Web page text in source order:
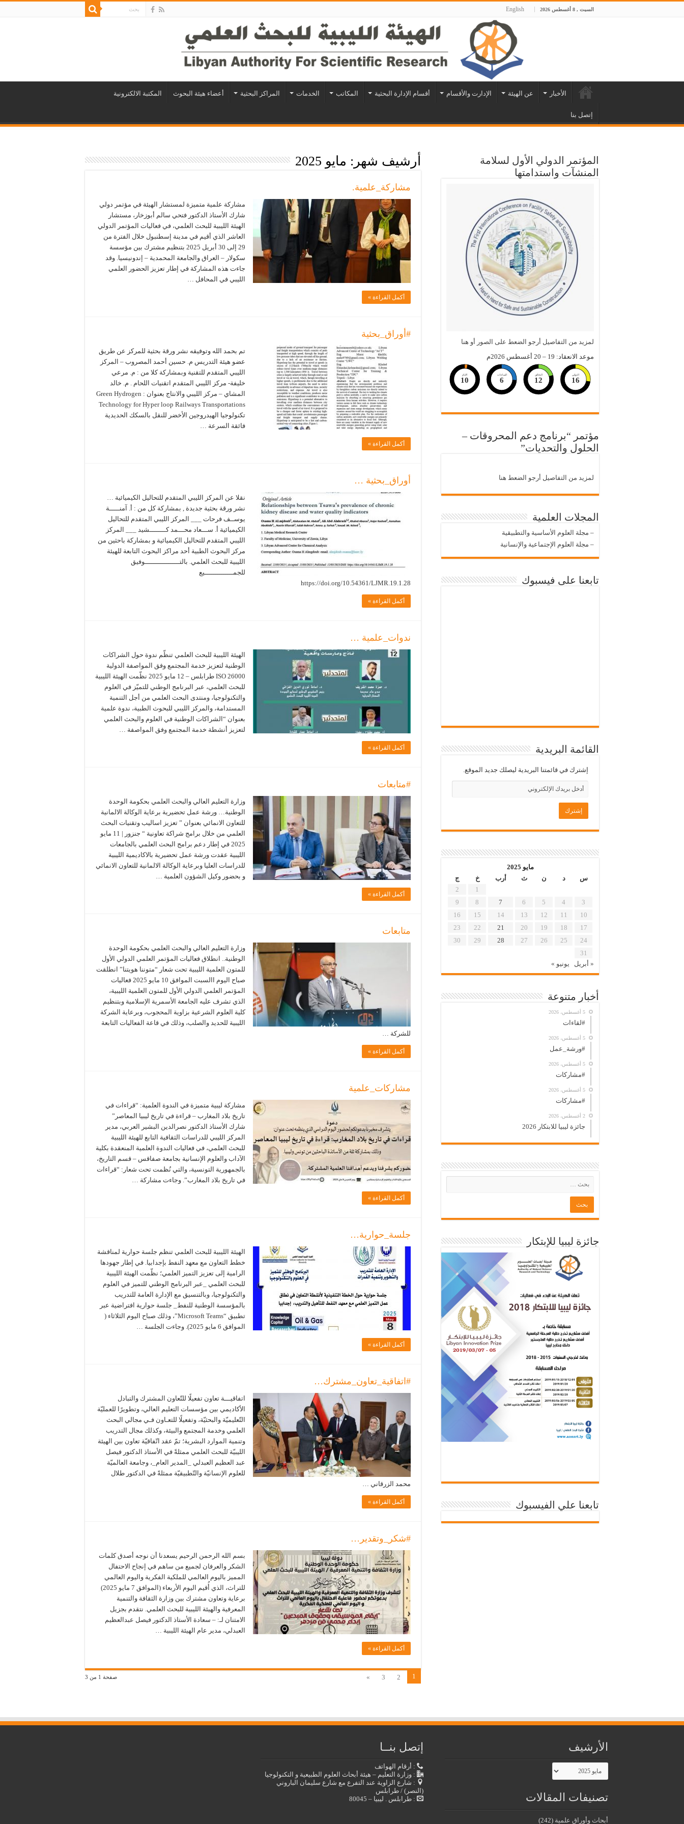
السبت , 8 أغسطس 2026 English
الأخبار عن الهيئة الإدارت والأقسام أقسام الإدارة البحثية المكاتب الخدمات المراكز البحثية أعضاء هيئة البحوث المكتبة الالكترونية
إتصل بنا
أرشيف شهر: مايو 2025
مشاركة_علمية.
مشاركة علمية متميزة لمستشار الهيئة في مؤتمر دولي
شارك الأستاذ الدكتور فتحي سالم أبوزخار، مستشار
الهيئة الليبية للبحث العلمي، في فعاليات المؤتمر الدولي
العاشر الذي أقيم في مدينة إسطنبول خلال الفترة من
29 إلى 30 أبريل 2025 بتنظيم مشترك بين مؤسسة
سكولار – العراق والجامعة المحمدية – إندونيسيا. وقد
جاءت هذه المشاركة في إطار تعزيز الحضور العلمي
الليبي في المحافل …
أكمل القراءة »
#أوراق_بحثية
تم بحمد الله وتوفيقه نشر ورقة بحثية للمركز عن طريق
عضو هيئة التدريس م. حسين أحمد المصروب – المركز
الليبي المتقدم للتقنية وبمشاركة كلا من : م. مرعي
خليفة- مركز الليبي المتقدم اتقنيات اللحام . م. خالد
المشاي – مركز الليبي والانتاج بعنوان : Green Hydrogen
Technology for Hyper loop Railways Transportations
تكنولوجيا الهيدروجين الأخضر للنقل بالسكك الحديدية
فائقة السرعة …
أكمل القراءة »
أوراق_بحثية …
نقلا عن المركز الليبي المتقدم للتحاليل الكيميائية …
نشر ورقة بحثية جديدة , بمشاركة كل من : أ. آمنـــــة
يوســف فرحات ___ المركز الليبي المتقدم للتحاليل
الكيميائية أ. ســـعاد محـــمد كــــــــشيد ___ المركز
الليبي المتقدم للتحاليل الكيميائية و بمشاركة باحثين من
مركز البحوث الطبية أحد مراكز البحوث التابعة للهيئة
الليبية للبحث العلمي. بالتـــــــــــــــــوفيق
للجمــــــــــــــيع
https://doi.org/10.54361/LJMR.19.1.28
أكمل القراءة »
ندوات_علمية …
الهيئة الليبية للبحث العلمي تنظّم ندوة حول الشراكات
الوطنية لتعزيز خدمة المجتمع وفق المواصفة الدولية
ISO 26000 طرابلس – 12 مايو 2025 نظّمت الهيئة الليبية
للبحث العلمي، عبر البرنامج الوطني للتميّز في العلوم
والتكنولوجيا، ومنتدى البحث العلمي من أجل التنمية
المستدامة، والمركز الليبي للبحوث الطبية، ندوة علمية
بعنوان “الشراكات الوطنية في العلوم والبحث العلمي
لتعزيز أنشطة خدمة المجتمع وفق المواصفة …
أكمل القراءة »
#متابعات
وزارة التعليم العالي والبحث العلمي بحكومة الوحدة
الوطنية… ورشة عمل تحضيرية برعاية الوكالة الالمانية
للتعاون الانمائي بعنوان ” تعزيز اساليب وتقنيات البحث
العلمي من خلال برامج شراكة تعاونية “ جنزور | 11 مايو
2025 في إطار دعم برامج البحث العلمي بالجامعات
الليبية عقدت ورشة عمل تحضيرية بالاكاديمية الليبية
للدراسات العليا وبرعاية الوكالة الالمانية للتعاون الانمائي
و بحضور وكيل الشؤون العلمية …
أكمل القراءة »
متابعات
وزارة التعليم العالي والبحث العلمي بحكومة الوحدة
الوطنية.. انطلاق فعاليات المؤتمر العلمي الدولي الأول
للمتون العلمية الليبية تحت شعار “متوننا هويتنا” انطلقت
صباح اليوم االسبت الموافق 10 مايو 2025 فعاليات
المؤتمر العلمي الدولي الأول للمتون العلمية الليبية،
الذي تشرف عليه الجامعة الأسمرية الإسلامية وبتنظيم
كلية العلوم الشرعية بزاوية المحجوب، وبرعاية الشركة
الليبية للحديد والصلب، وذلك في قاعة الفعاليات التابعة
للشركة …
أكمل القراءة »
مشاركات_علمية
مشاركة ليبية متميزة في الندوة العلمية: “قراءات في
تاريخ بلاد المغارب – قراءة في تاريخ ليبيا المعاصر”
شارك الأستاذ الدكتور نصرالدين البشير العربي، مدير
المركز الليبي للدراسات الثقافية التابع للهيئة الليبية
للبحث العلمي، في فعاليات الندوة العلمية المنعقدة بكلية
الآداب والعلوم الإنسانية بجامعة صفاقس – قسم التاريخ،
بالجمهورية التونسية، والتي نُظمت تحت شعار: “قراءات
في تاريخ بلاد المغارب”. وجاءت مشاركة …
أكمل القراءة »
جلسة_حوارية…
الهيئة الليبية للبحث العلمي تنظم جلسة حوارية لمناقشة
خطط التعاون مع معهد النفط بإجدابيا. في إطار جهودها
الرامية إلى تعزيز التميز العلمي؛ نظّمت الهيئة الليبية
للبحث العلمي _عبر البرنامج الوطني للتميز في العلوم
والتكنولوجيا، وبالتنسيق مع الإدارة العامة للتدريب
بالمؤسسة الوطنية للنفط_ جلسة حوارية افتراضية عبر
تطبيق “Microsoft Teams”، وذلك صباح اليوم الثلاثاء (
الموافق 6 مايو 2025). وجاءت الجلسة …
أكمل القراءة »
#اتفاقية_تعاون_مشترك…
اتفاقيـــة تعاون تفعيلًا للتّعاون المشترك والتبادل
الأكاديمي بين مؤسسات التعليم العالي، وتطويرًا للعمليّة
التّعليميّة والبحثيّة، وتفعيلًا للتعـاون فـي مجالي البحث
العلمي وخدمة المجتمع والبيئة، وكذلك مجال التدريب
وتنمية الموارد البشرية؛ تمّ عقد اتّفاقيّة تعاون بين الهيئة
الليبيّة للبحث العلمي ممثلةً في الأستاذ الدكتور فيصل
عبد العظيم العبدلي _المدير العام_، وجامعة العالميّة
للعلوم الإنسانيّة والتّطبيقيّة ممثلةً في الدكتور طلال
محمد الزرقاني …
أكمل القراءة »
#شكر_وتقدير…
بسم الله الرحمن الرحيم يسعدنا أن نوجه أصدق كلمات
الشكر والعرفان لجميع من ساهم في إنجاح الاحتفال
المميز باليوم العالمي للملكية الفكرية واليوم العالمي
للتراث، الذي أُقيم اليوم الأربعاء (الموافق 7 مايو 2025)
برعاية وتعاون مشترك بين وزارة الثقافة والتنمية
المعرفية والهيئة الليبية للبحث العلمي. نتقدم بجزيل
الامتنان لـ: – سعادة الأستاذ الدكتور فيصل عبدالعظيم
العبدلي، مدير عام الهيئة الليبية …
أكمل القراءة »
صفحة 1 من 3 1
2
3
»
المؤتمر الدولي الأول لسلامة
المنشآت واستدامتها
لمزيد من التفاصيل أرجو الضعط على الصور أو هنا
موعد الانعقاد: 19 – 20 أغسطس 2026م
الايام
10
الساعات
6
الدقائق
12
الثواني
15
مؤتمر “برنامج دعم المحروقات –
الحلول والتحديات”
لمزيد من التفاصيل أرجو الضعط هنا
المجلات العلمية
– مجلة العلوم الأساسية والتطبيقية
– مجلة العلوم الإجتماعية والإنسانية
تابعنا على فيسبوك
القائمة البريدية
إشترك في قائمتنا البريدية ليصلك جديد الموقع.
مايو 2025
س
د ن ث أرب خ
ج
1
2
3
4
5
6
7
8
9
10
11
12
13
14
15
16
17
18
19
20
21
22
23
24
25
26
27
28
29
30
31
« أبريل
يونيو »
أخبار متنوعة
5 أغسطس، 2026
#لقاءات
5 أغسطس، 2026
#ورشة_عمل
5 أغسطس، 2026
#مشاركات
5 أغسطس، 2026
#مشاركات
2 أغسطس، 2026
جائزة ليبيا للابتكار 2026
جائزة ليبيا للإبتكار
تابعنا علي الفيسبوك
الأرشيف
الأرشيف
تصنيفات المقالات
أبحاث وأوراق علمية (242)
إتصل بنــا
: أرقام الهواتف
: وزارة التعليم – هيئة أبحاث العلوم الطبيعية و التكنولوجيا
: شارع الزاوية عند التفرع مع شارع سليمان الباروني
(النصر) / طرابلس
: طرابلس . ليبيا – 80045